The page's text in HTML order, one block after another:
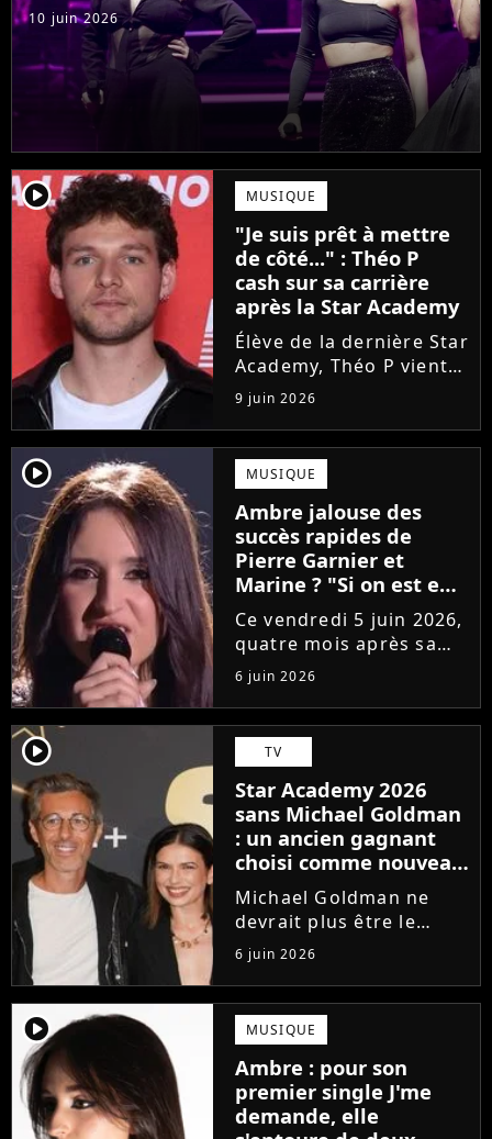
10 juin 2026
player2 MUSIQUE
"Je suis prêt à mettre
de côté..." : Théo P
cash sur sa carrière
après la Star Academy
Élève de la dernière Star
Academy, Théo P vient
de sortir son premier
single Garçon solide. En
interview, l'ancien
candidat se livre à
coeur ouvert sur
l'avenir incertain dans
le milieu...
9 juin 2026
player2 MUSIQUE
Ambre jalouse des
succès rapides de
Pierre Garnier et
Marine ? "Si on est en
compétition..."
Ce vendredi 5 juin 2026,
quatre mois après sa
victoire à la Star
Academy, Ambre a
dévoilé J'me demande,
son premier single. Une
chanson arrivée
tardivement vis-à-vis
des carrières...
6 juin 2026
player2 TV
Star Academy 2026
sans Michael Goldman
: un ancien gagnant
choisi comme nouveau
directeur ?
Michael Goldman ne
devrait plus être le
directeur de la Star
Academy lors de la
saison 2026. Et pour lui
succéder, c'est un
ancien gagnant de
l'émission de TF1 qui
sera aujourd'hui...
6 juin 2026
player2 MUSIQUE
Ambre : pour son
premier single J'me
demande, elle